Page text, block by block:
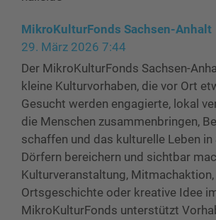
MikroKulturFonds Sachsen-Anhalt
29. März 2026 7:44
Der MikroKulturFonds Sachsen-
kleine Kulturvorhaben, die vor Ort
Gesucht werden engagierte, lokal
die Menschen zusammenbringen,
schaffen und das kulturelle Leben in
Dörfern bereichern und sichtbar
Kulturveranstaltung,
Ortsgeschichte oder kreative Idee
MikroKulturFonds unterstützt